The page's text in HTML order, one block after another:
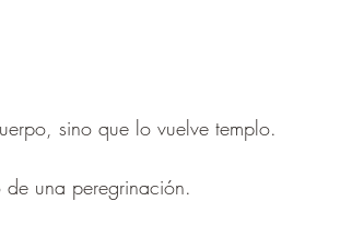
sino que lo vuelve templo.
una peregrinación.